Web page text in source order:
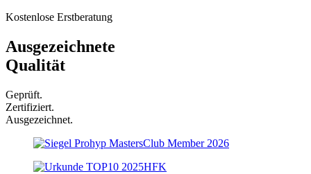
Kostenlose Erstberatung
Ausgezeichnete
Qualität
Geprüft.
Zertifiziert.
Ausgezeichnet.